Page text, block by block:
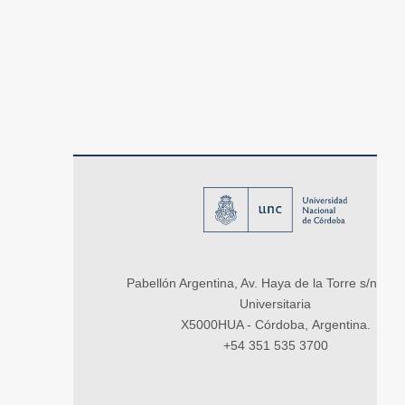
Pabellón Argentina, Av. Haya de la Torre s/n,
Universitaria
X5000HUA - Córdoba, Argentina.
+54 351 535 3700